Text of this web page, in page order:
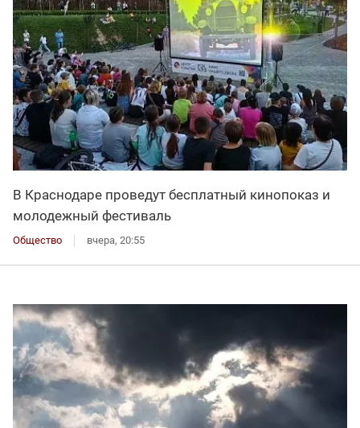
В Краснодаре проведут бесплатный кинопоказ и
молодежный фестиваль
Общество вчера, 20:55